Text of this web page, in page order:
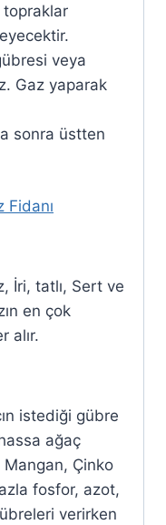
topraklar
veya
Gaz yaparak
sonra üstten
İri, tatlı, Sert ve
en çok
alır.
istediği gübre
ağaç
Mangan, Çinko
fosfor, azot,
verirken